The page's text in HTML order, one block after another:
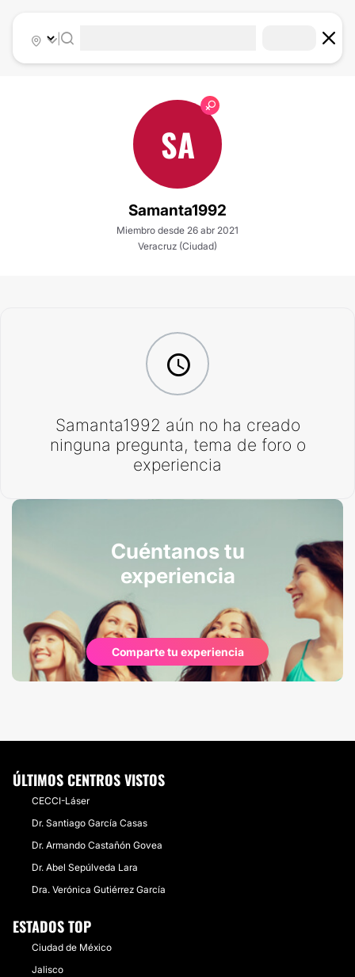
|
SA
Samanta1992
Miembro desde 26 abr 2021
Veracruz (Ciudad)
Samanta1992 aún no ha creado
ninguna pregunta, tema de foro o
experiencia
Cuéntanos tu
experiencia
Comparte tu experiencia
ÚLTIMOS CENTROS VISTOS
CECCI-Láser
Dr. Santiago García Casas
Dr. Armando Castañón Govea
Dr. Abel Sepúlveda Lara
Dra. Verónica Gutiérrez García
ESTADOS TOP
Ciudad de México
Jalisco